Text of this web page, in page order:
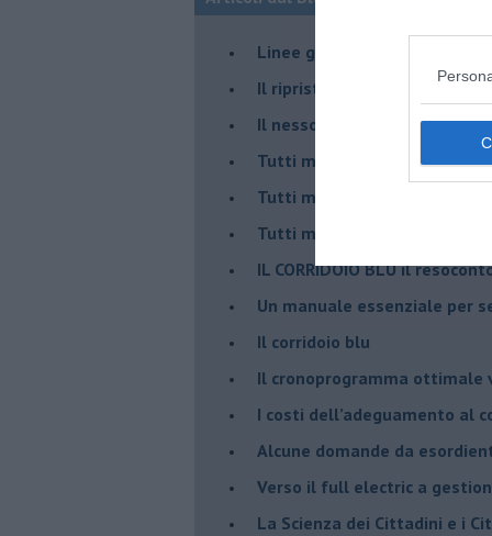
​Linee guida per organizzare
​Il ripristino della natura
Il nesso tra cambiamenti
Tutti morimmo a stento (3)
Tutti morimmo a stento (2)
​Tutti morimmo a stento (1)
IL CORRIDOIO BLU il
Un manuale essenziale per
Il corridoio blu
​Il cronoprogramma
​I costi dell’adeguamento al
Alcune domande da
Verso il full electric a
​La Scienza dei Cittadini e i